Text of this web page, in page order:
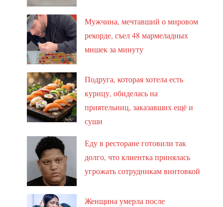
Мужчина, мечтавший о мировом
рекорде, съел 48 мармеладных
мишек за минуту
Подруга, которая хотела есть
курицу, обиделась на
приятельниц, заказавших ещё и
суши
Еду в ресторане готовили так
долго, что клиентка принялась
угрожать сотрудникам винтовкой
Женщина умерла после